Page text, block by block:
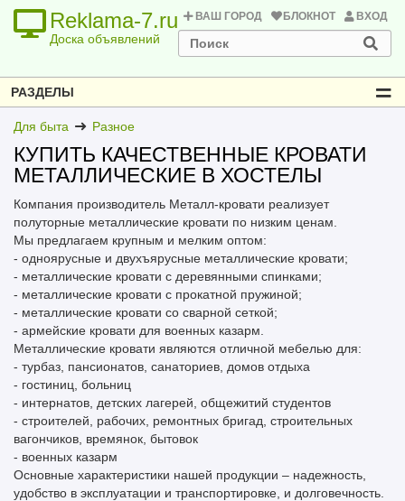
Reklama-7.ru
Доска объявлений
ВАШ ГОРОД БЛОКНОТ ВХОД
РАЗДЕЛЫ
Для быта Разное
КУПИТЬ КАЧЕСТВЕННЫЕ КРОВАТИ
МЕТАЛЛИЧЕСКИЕ В ХОСТЕЛЫ
Компания производитель Металл-кровати реализует
полуторные металлические кровати по низким ценам.
Мы предлагаем крупным и мелким оптом:
- одноярусные и двухъярусные металлические кровати;
- металлические кровати с деревянными спинками;
- металлические кровати с прокатной пружиной;
- металлические кровати со сварной сеткой;
- армейские кровати для военных казарм.
Металлические кровати являются отличной мебелью для:
- турбаз, пансионатов, санаториев, домов отдыха
- гостиниц, больниц
- интернатов, детских лагерей, общежитий студентов
- строителей, рабочих, ремонтных бригад, строительных
вагончиков, времянок, бытовок
- военных казарм
Основные характеристики нашей продукции – надежность,
удобство в эксплуатации и транспортировке, и долговечность.